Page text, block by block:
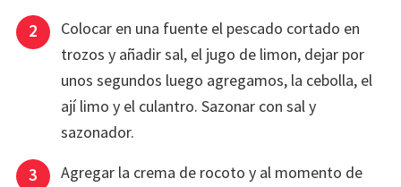
Colocar en una fuente el pescado cortado en
trozos y añadir sal, el jugo de limon, dejar por
unos segundos luego agregamos, la cebolla, el
ají limo y el culantro. Sazonar con sal y
sazonador.
Agregar la crema de rocoto y al momento de